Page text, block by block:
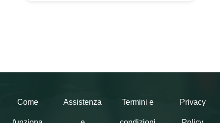
Come Assistenza Termini e Privacy